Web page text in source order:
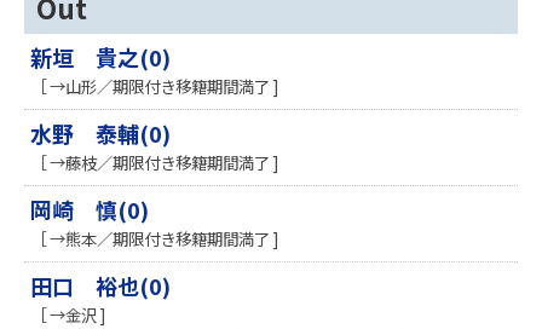
Out
新垣 貴之(0)
［ →山形／期限付き移籍期間満了 ]
水野 泰輔(0)
［ →藤枝／期限付き移籍期間満了 ]
岡崎 慎(0)
［ →熊本／期限付き移籍期間満了 ]
田口 裕也(0)
［ →金沢 ]